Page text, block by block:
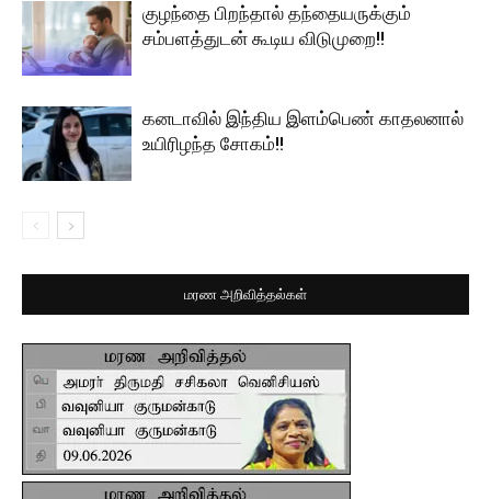
குழந்தை பிறந்தால் தந்தையருக்கும்
சம்பளத்துடன் கூடிய விடுமுறை!!
கனடாவில் இந்திய இளம்பெண் காதலனால்
உயிரிழந்த சோகம்!!
மரண அறிவித்தல்கள்